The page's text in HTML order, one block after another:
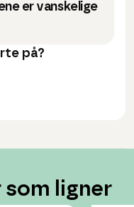
er vanskelige
på?
som ligner